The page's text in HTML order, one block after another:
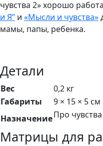
чувства 2» хорошо
и Я” и «Мысли и чувства»
мамы, папы, ребенка.
Детали
Вес
0,2 кг
Габариты
9 × 15 × 5 см
НазначениеПро чувства
Матрицы для